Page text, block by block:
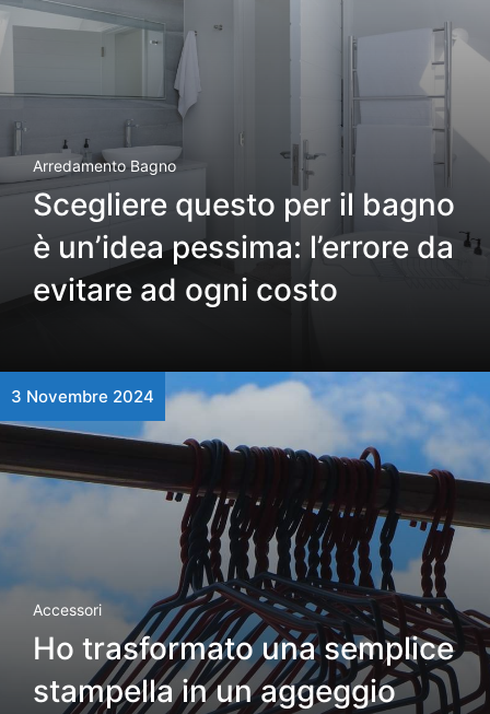
Arredamento Bagno
Scegliere questo per il bagno
è un’idea pessima: l’errore da
evitare ad ogni costo
3 Novembre 2024
Accessori
Ho trasformato una semplice
stampella in un aggeggio